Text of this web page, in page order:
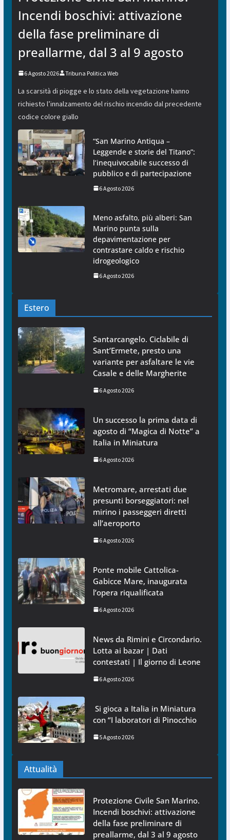
Incendi boschivi: attivazione
della fase preliminare di
preallarme, dal 3 al 9 agosto
6 Agosto 2026 Tribuna Politica Web
La scarsità di piogge e lo stato della vegetazione hanno
richiesto l’innalzamento del rischio incendio dal precedente
codice colore giallo
“San Marino Antiqua –
Leggende e storie del Titano”:
l’inequivocabile successo di
pubblico e di partecipazione
6 Agosto 2026
Meno asfalto, più alberi: San
Marino punta sulla
depavimentazione per
contrastare caldo e rischio
idrogeologico
6 Agosto 2026
Estero
Santarcangelo. Ciclabile di
Sant’Ermete, presto una
variante per asfaltare le vie
Casale e delle Margherite
6 Agosto 2026
Un successo la prima data di
agosto di “Magica di Notte” a
Italia in Miniatura
6 Agosto 2026
Metromare, arrestati due
presunti borseggiatori: nel
mirino i passeggeri diretti
all’aeroporto
6 Agosto 2026
Ponte mobile Cattolica-
Gabicce Mare, inaugurata
l’opera riqualificata
6 Agosto 2026
News da Rimini e Circondario.
Lotta ai bazar | Dati
contestati | Il giorno di Leone
6 Agosto 2026
Si gioca a Italia in Miniatura
con “I laboratori di Pinocchio
5 Agosto 2026
Attualità
Protezione Civile San Marino.
Incendi boschivi: attivazione
della fase preliminare di
preallarme, dal 3 al 9 agosto